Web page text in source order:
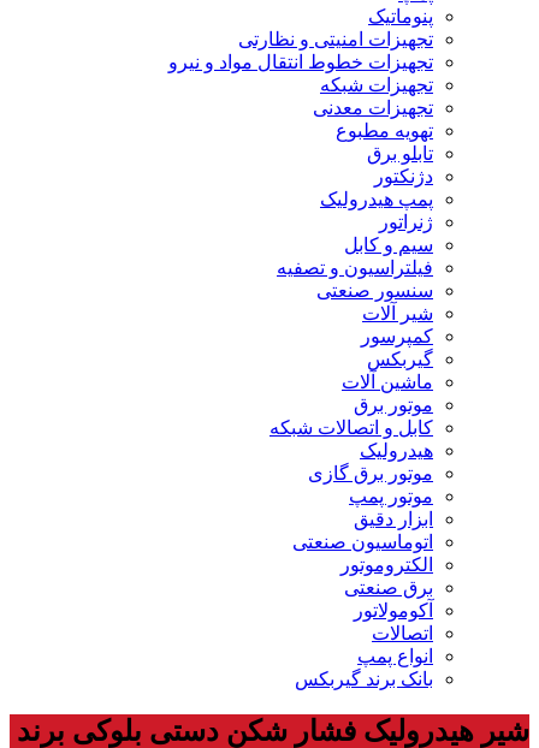
پنوماتیک
تجهیزات امنیتی و نظارتی
تجهیزات خطوط انتقال مواد و نیرو
تجهیزات شبکه
تجهیزات معدنی
تهویه مطبوع
تابلو برق
دژنکتور
پمپ هیدرولیک
ژنراتور
سیم و کابل
فیلتراسیون و تصفیه
سنسور صنعتی
شیر آلات
کمپرسور
گیربکس
ماشین آلات
موتور برق
کابل و اتصالات شبکه
هیدرولیک
موتور برق گازی
موتور پمپ
ابزار دقیق
اتوماسیون صنعتی
الکتروموتور
برق صنعتی
آکومولاتور
اتصالات
انواع پمپ
بانک برند گیربکس
شیر هیدرولیک فشار شکن دستی بلوکی برند